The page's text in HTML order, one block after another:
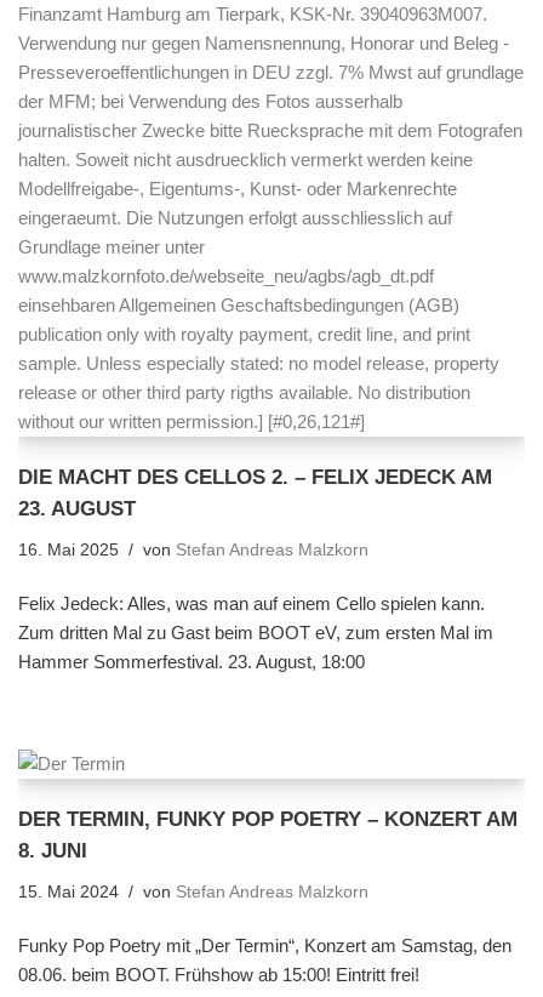
DIE MACHT DES CELLOS 2. – FELIX JEDECK AM
23. AUGUST
16. Mai 2025 von Stefan Andreas Malzkorn
Felix Jedeck: Alles, was man auf einem Cello spielen kann.
Zum dritten Mal zu Gast beim BOOT eV, zum ersten Mal im
Hammer Sommerfestival. 23. August, 18:00
DER TERMIN, FUNKY POP POETRY – KONZERT AM
8. JUNI
15. Mai 2024 von Stefan Andreas Malzkorn
Funky Pop Poetry mit „Der Termin“, Konzert am Samstag, den
08.06. beim BOOT. Frühshow ab 15:00! Eintritt frei!